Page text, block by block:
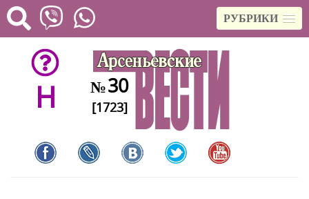
РУБРИКИ
H №30
[1723]